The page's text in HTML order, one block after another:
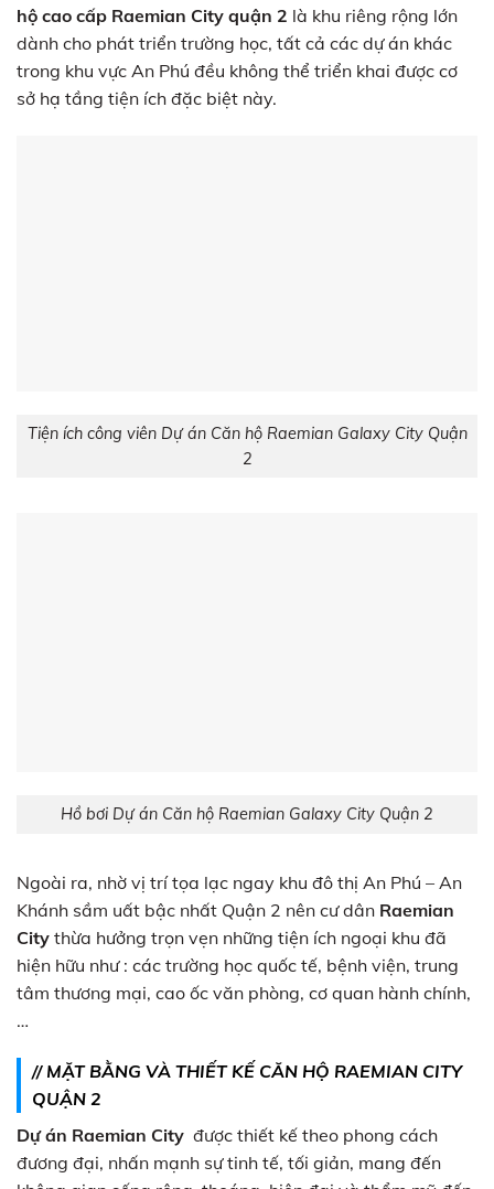
hộ cao cấp Raemian City quận 2 là khu riêng rộng lớn
dành cho phát triển trường học, tất cả các dự án khác
trong khu vực An Phú đều không thể triển khai được cơ
sở hạ tầng tiện ích đặc biệt này.
Tiện ích công viên Dự án Căn hộ Raemian Galaxy City Quận
2
Hồ bơi Dự án Căn hộ Raemian Galaxy City Quận 2
Ngoài ra, nhờ vị trí tọa lạc ngay khu đô thị An Phú – An
Khánh sầm uất bậc nhất Quận 2 nên cư dân Raemian
City thừa hưởng trọn vẹn những tiện ích ngoại khu đã
hiện hữu như : các trường học quốc tế, bệnh viện, trung
tâm thương mại, cao ốc văn phòng, cơ quan hành chính,
…
// MẶT BẰNG VÀ THIẾT KẾ CĂN HỘ RAEMIAN CITY
QUẬN 2
Dự án Raemian City được thiết kế theo phong cách
đương đại, nhấn mạnh sự tinh tế, tối giản, mang đến